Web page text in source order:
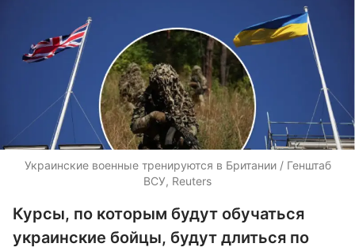
Украинские военные тренируются в Британии / Генштаб
ВСУ, Reuters
Курсы, по которым будут обучаться
украинские бойцы, будут длиться по